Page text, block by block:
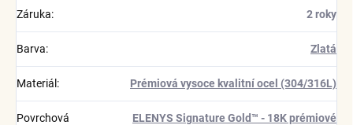
Záruka: 2 roky
Barva: Zlatá
Materiál : Prémiová vysoce kvalitní ocel (304/316L)
Povrchová
ELENYS Signature Gold™ - 18K prémiové